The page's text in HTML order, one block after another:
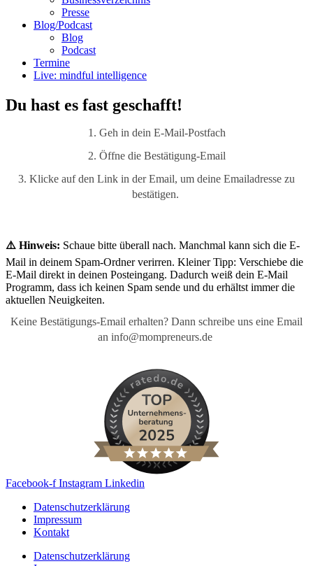
Presse
Blog/Podcast
Blog
Podcast
Termine
Live: mindful intelligence
Du hast es fast geschafft!
1. Geh in dein E-Mail-Postfach
2. Öffne die Bestätigung-Email
3. Klicke auf den Link in der Email, um deine Emailadresse zu
bestätigen.
⚠️ Hinweis: Schaue bitte überall nach. Manchmal kann sich die E-
Mail in deinem Spam-Ordner verirren. Kleiner Tipp: Verschiebe die
E-Mail direkt in deinen Posteingang. Dadurch weiß dein E-Mail
Programm, dass ich keinen Spam sende und du erhältst immer die
aktuellen Neuigkeiten.
Keine Bestätigungs-Email erhalten? Dann schreibe uns eine Email
an info@mompreneurs.de
Facebook-f Instagram Linkedin
Datenschutzerklärung
Impressum
Kontakt
Datenschutzerklärung